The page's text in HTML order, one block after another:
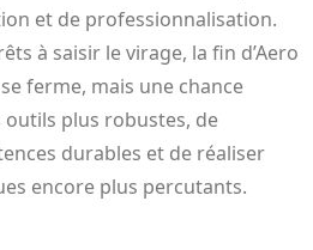
et de professionnalisation.
à saisir le virage, la fin d’Aero
ferme, mais une chance
outils plus robustes, de
durables et de réaliser
encore plus percutants.